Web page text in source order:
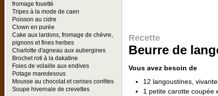
fromage fouetté
Tripes à la mode de caen
Poisson au cidre
Clown en purée
Cake aux lardons, fromage de chèvre,
pignons et fines herbes
Charlotte d'agneau aux aubergines
Brochet roti à la dakatine
Foies de volaille aux endives
Potage maredesous
Mousse au chocolat et cerises confites
Soupe hivernale de crevettes
Recette
Beurre de
Vous avez besoin de
12 langoustines,
1 petite carotte coupée